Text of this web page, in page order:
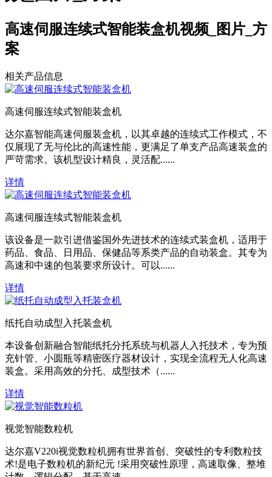
高速伺服连续式智能装盒机视频_图片_方
案
相关产品信息
高速伺服连续式智能装盒机
达尔嘉智能高速伺服装盒机，以其卓越的连续式工作模式，不
仅展现了无与伦比的高速性能，更满足了单支产品高速装盒的
严苛需求。该机型设计精良，灵活配......
详情
高速伺服连续式智能装盒机
该设备是一款引进借鉴国外先进技术的连续式装盒机，适用于
药品、食品、日用品、保健品等系类产品的自动装盒。其专为
高速和中速的包装要求所设计。可以......
详情
纸托自动成型入托装盒机
本设备创新融合智能纸托分托系统与机器人入托技术，专为预
充针管、小圆瓶等精密医疗器材设计，实现全流程无人化高速
装盒。采用高效的分托、成型技术（......
详情
视觉智能数粒机
达尔嘉V220i视觉数粒机拥有世界首创、突破性的专利数粒技
术!是电子数粒机的新纪元 !采用突破性原理，高速取像、整堆